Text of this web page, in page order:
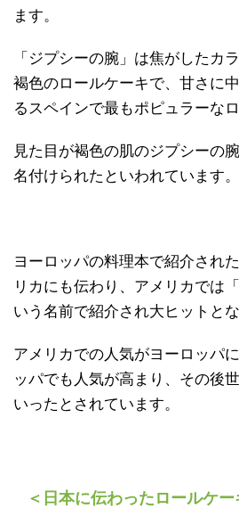
ます。
「ジプシーの腕」は焦がしたカ
褐色のロールケーキで、甘さに
るスペインで最もポピュラーな
見た目が褐色の肌のジプシーの
名付けられたといわれています。
ヨーロッパの料理本で紹介され
リカにも伝わり、アメリカでは
いう名前で紹介され大ヒットとな
アメリカでの人気がヨーロッパ
ッパでも人気が高まり、その後
いったとされています。
＜日本に伝わったロールケ